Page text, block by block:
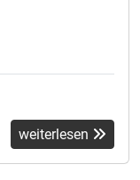
weiterlesen